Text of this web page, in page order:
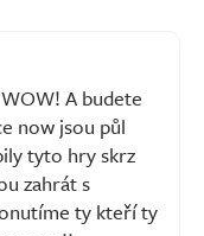
A budete
now jsou půl
tyto hry skrz
zahrát s
ty kteří ty